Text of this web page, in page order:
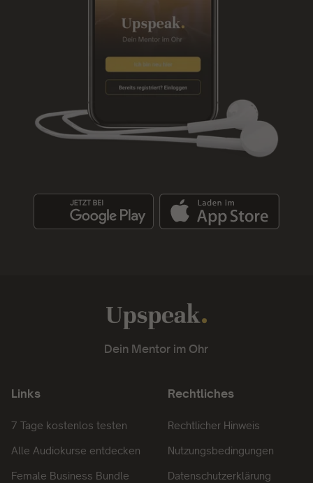
Dein Mentor im Ohr
Links
7 Tage kostenlos testen
Alle Audiokurse entdecken
Female Business Bundle
Rechtliches
Rechtlicher Hinweis
Nutzungsbedingungen
Datenschutzerklärung